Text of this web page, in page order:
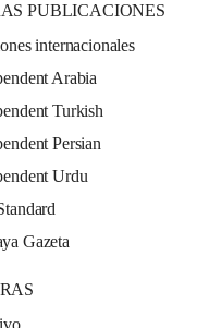
PUBLICACIONES
internacionales
Arabia
Turkish
Persian
Urdu
Gazeta